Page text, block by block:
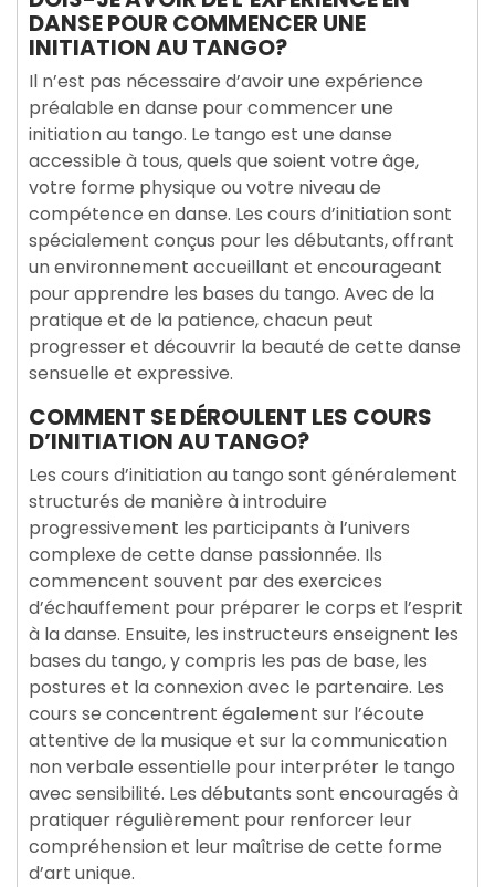
DANSE POUR COMMENCER UNE
INITIATION AU TANGO?
Il n’est pas nécessaire d’avoir une expérience
préalable en danse pour commencer une
initiation au tango. Le tango est une danse
accessible à tous, quels que soient votre âge,
votre forme physique ou votre niveau de
compétence en danse. Les cours d’initiation sont
spécialement conçus pour les débutants, offrant
un environnement accueillant et encourageant
pour apprendre les bases du tango. Avec de la
pratique et de la patience, chacun peut
progresser et découvrir la beauté de cette danse
sensuelle et expressive.
COMMENT SE DÉROULENT LES COURS
D’INITIATION AU TANGO?
Les cours d’initiation au tango sont généralement
structurés de manière à introduire
progressivement les participants à l’univers
complexe de cette danse passionnée. Ils
commencent souvent par des exercices
d’échauffement pour préparer le corps et l’esprit
à la danse. Ensuite, les instructeurs enseignent les
bases du tango, y compris les pas de base, les
postures et la connexion avec le partenaire. Les
cours se concentrent également sur l’écoute
attentive de la musique et sur la communication
non verbale essentielle pour interpréter le tango
avec sensibilité. Les débutants sont encouragés à
pratiquer régulièrement pour renforcer leur
compréhension et leur maîtrise de cette forme
d’art unique.